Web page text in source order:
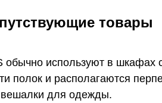
товары
используют в шкафах
полок и располагаются
для одежды.